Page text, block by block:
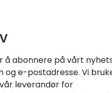
å abonnere på vårt
og e-postadresse. Vi
leverandør for